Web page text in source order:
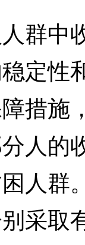
中
定性
措施
人的
人群
采取